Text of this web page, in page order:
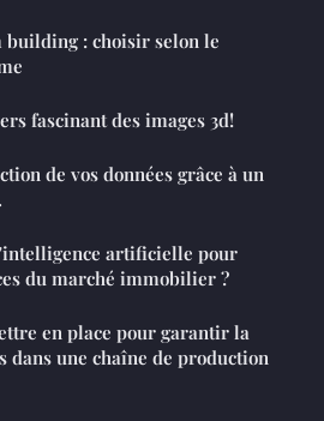
building : choisir selon le
fascinant des images 3d!
de vos données grâce à un
artificielle pour
du marché immobilier ?
en place pour garantir la
dans une chaîne de production